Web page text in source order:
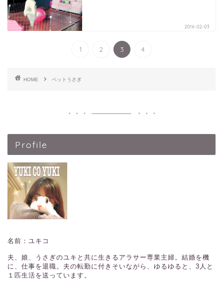
2016-02-03
1 2 3 4
HOME ペットうさぎ
Profile
名前：ユキコ
夫、娘、うさぎのユキと共に生きるアラサー専業主婦。結婚を機
に、仕事を退職。夫の転勤に付きそいながら、ゆるゆると、3人と
１匹生活を送っています。